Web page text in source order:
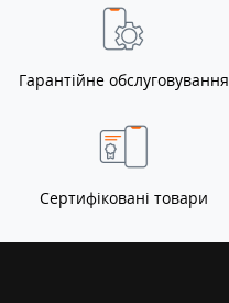
Гарантійне обслуговування
Сертифіковані товари